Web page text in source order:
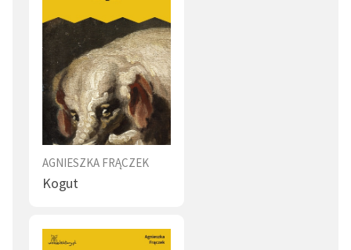
AGNIESZKA FRĄCZEK
Kogut